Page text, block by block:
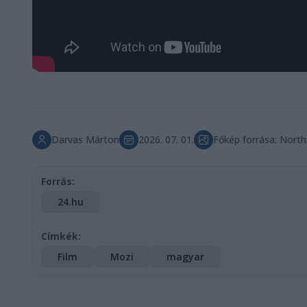
Darvas Márton 2026. 07. 01. Főkép forrása:
Forrás:
24.hu
Címkék:
Film
Mozi magyar